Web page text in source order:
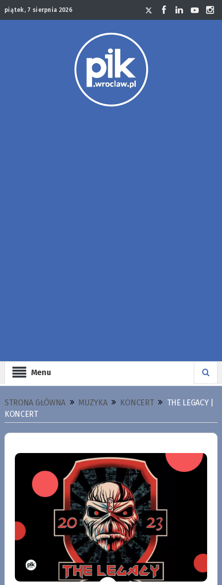
piątek, 7 sierpnia 2026
Menu
STRONA GŁÓWNA MUZYKA KONCERT
THE LEGACY |
KONCERT